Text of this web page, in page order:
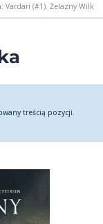
Vardari (#1). Żelazny Wilk
treścią pozycji.